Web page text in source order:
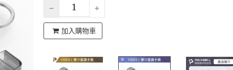
加入購物車